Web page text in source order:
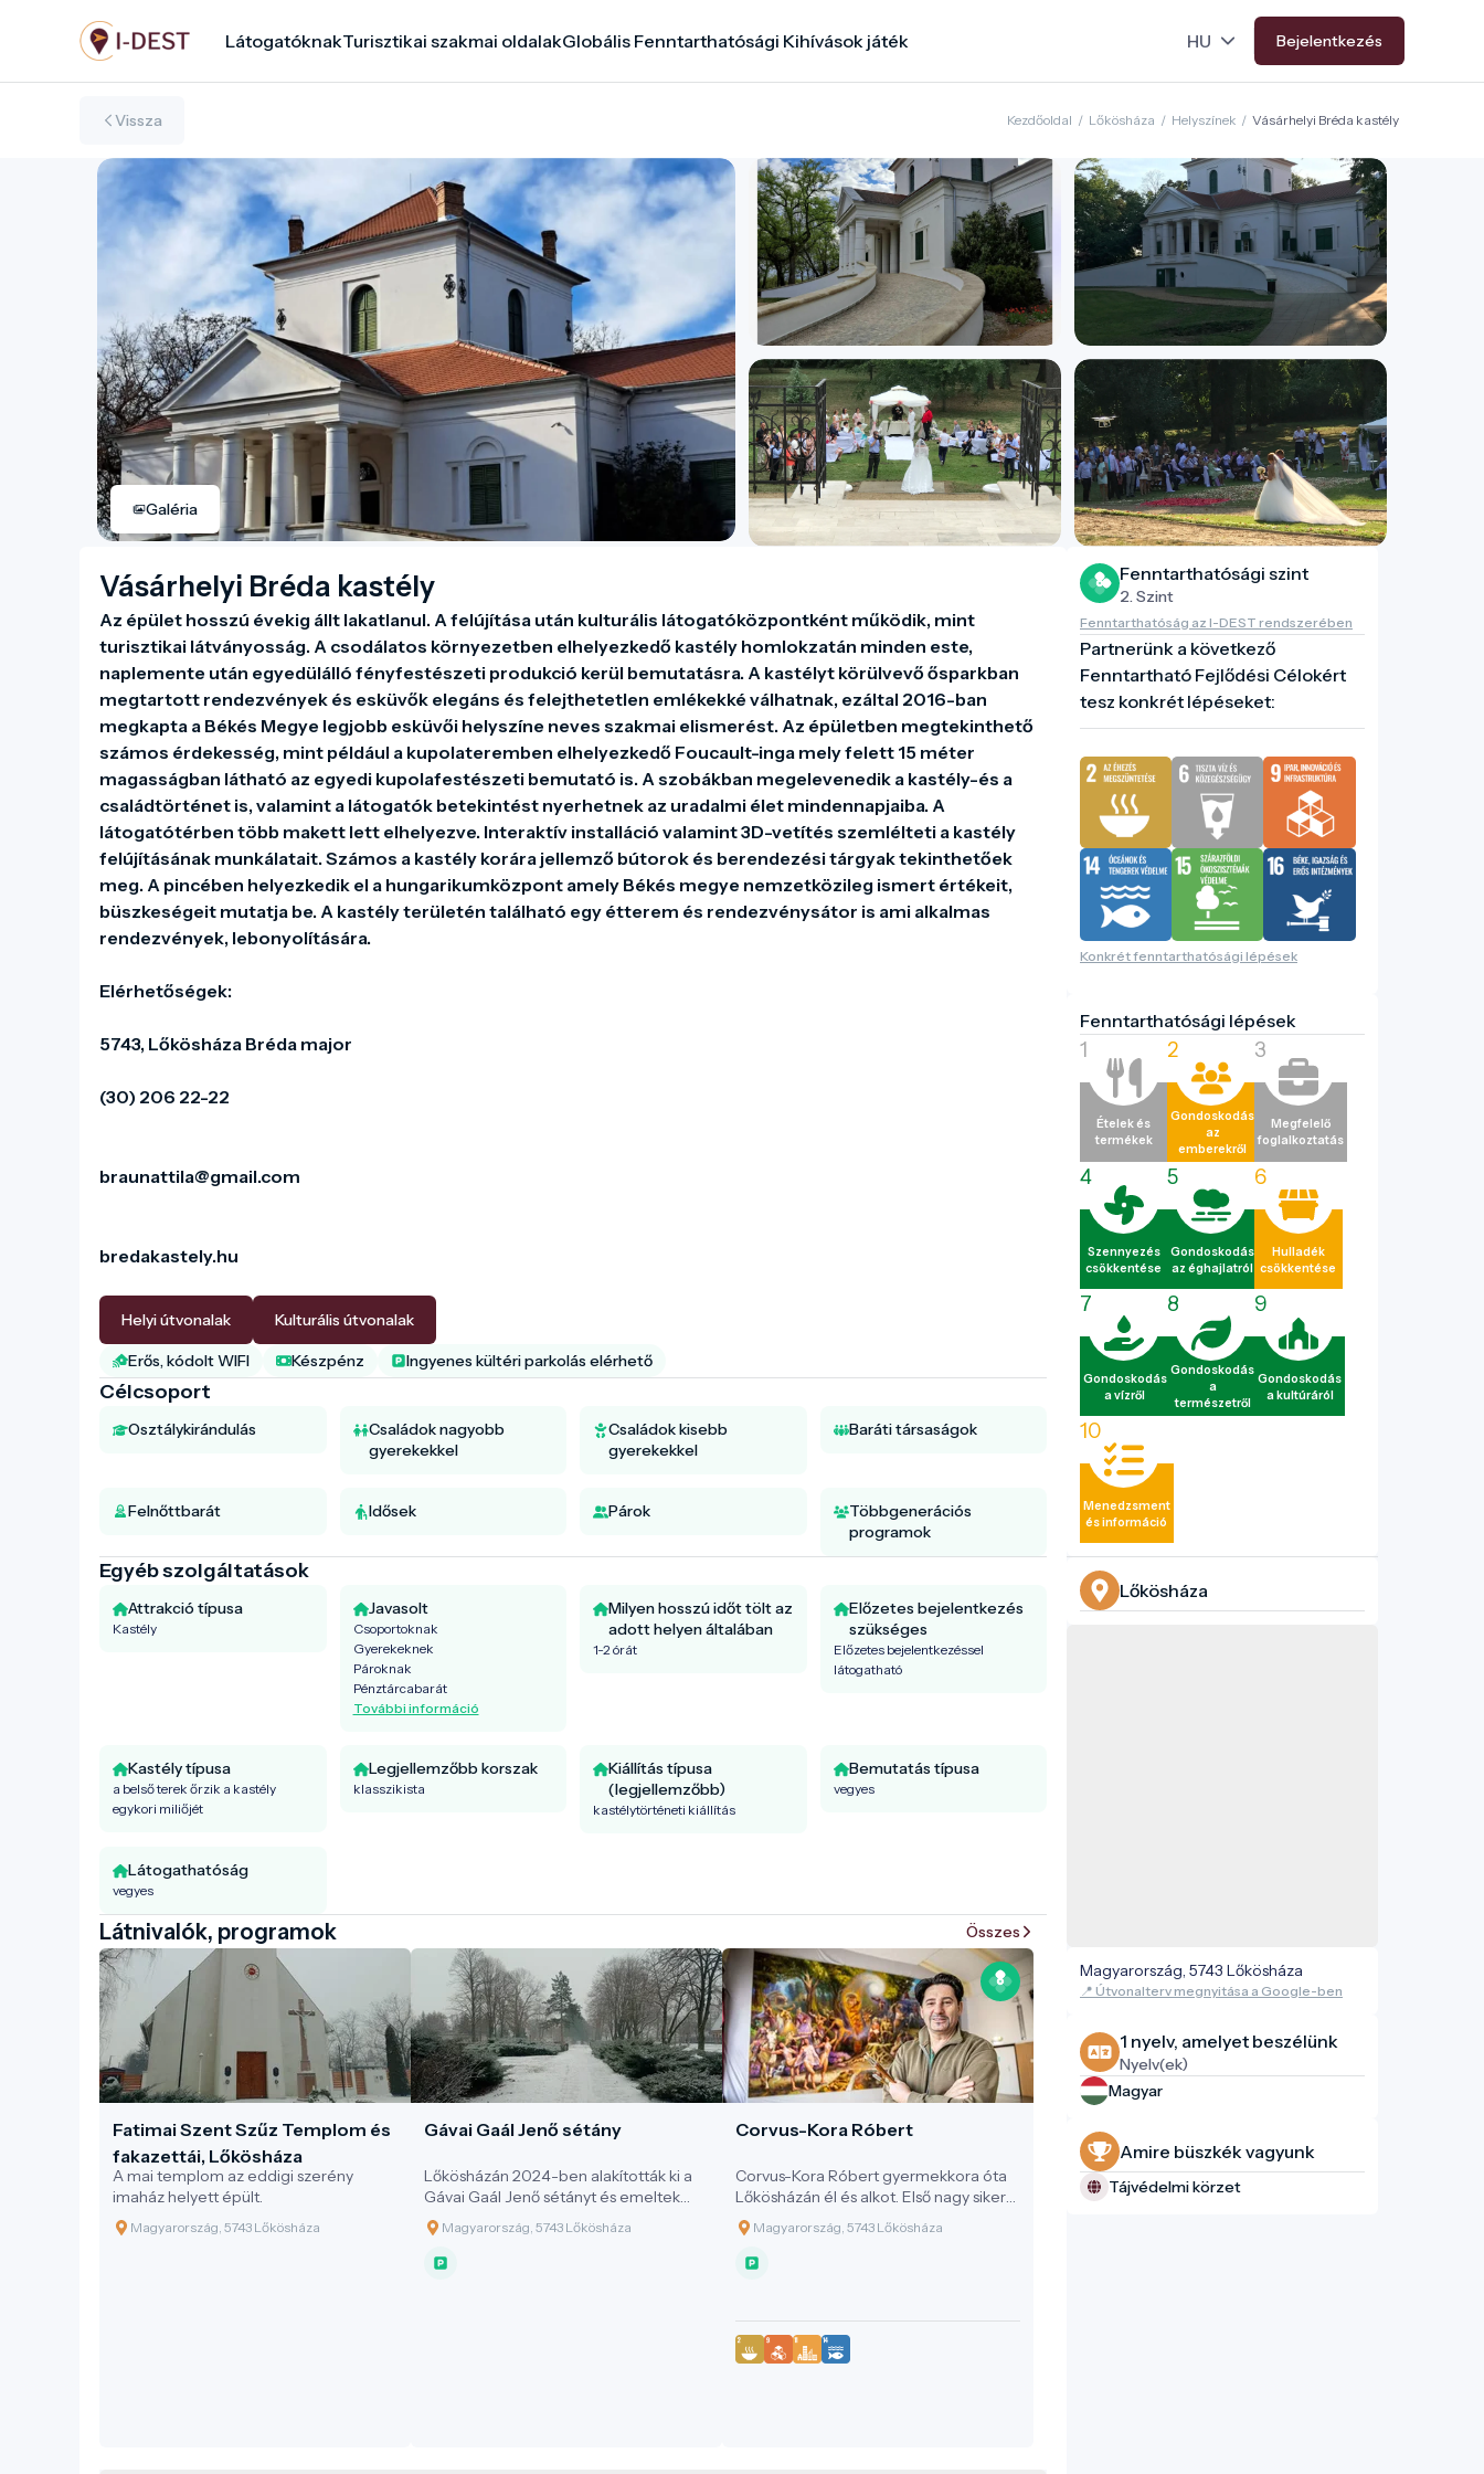
tartalomra
LátogatóknakTurisztikai szakmai oldalakGlobális Fenntarthatósági Kihívások játék Bejelentkezés
Vissza Kezdőoldal / Lőkösháza / Helyszínek / Vásárhelyi Bréda kastély
Galéria
Vásárhelyi Bréda kastély
Az épület hosszú évekig állt lakatlanul. A felújítása után kulturális látogatóközpontként működik, mint
turisztikai látványosság. A csodálatos környezetben elhelyezkedő kastély homlokzatán minden este,
naplemente után egyedülálló fényfestészeti produkció kerül bemutatásra. A kastélyt körülvevő ősparkban
megtartott rendezvények és esküvők elegáns és felejthetetlen emlékekké válhatnak, ezáltal 2016-ban
megkapta a Békés Megye legjobb esküvői helyszíne neves szakmai elismerést. Az épületben megtekinthető
számos érdekesség, mint például a kupolateremben elhelyezkedő Foucault-inga mely felett 15 méter
magasságban látható az egyedi kupolafestészeti bemutató is. A szobákban megelevenedik a kastély-és a
családtörténet is, valamint a látogatók betekintést nyerhetnek az uradalmi élet mindennapjaiba. A
látogatótérben több makett lett elhelyezve. Interaktív installáció valamint 3D-vetítés szemlélteti a kastély
felújításának munkálatait. Számos a kastély korára jellemző bútorok és berendezési tárgyak tekinthetőek
meg. A pincében helyezkedik el a hungarikumközpont amely Békés megye nemzetközileg ismert értékeit,
büszkeségeit mutatja be. A kastély területén található egy étterem és rendezvénysátor is ami alkalmas
rendezvények, lebonyolítására.
Elérhetőségek:
5743, Lőkösháza Bréda major
(30) 206 22-22
braunattila@gmail.com
bredakastely.hu
Helyi útvonalak Kulturális útvonalak
Erős, kódolt WIFI Készpénz Ingyenes kültéri parkolás elérhető
Célcsoport
Osztálykirándulás
Családok nagyobb
gyerekekkel
Családok kisebb
gyerekekkel
Baráti társaságok
Felnőttbarát Idősek Párok
Többgenerációs
programok
Egyéb szolgáltatások
Attrakció típusa
Kastély
Javasolt
Csoportoknak
Gyerekeknek
Pároknak
Pénztárcabarát
További információ
Milyen hosszú időt tölt az
adott helyen általában
1-2 órát
Előzetes bejelentkezés
szükséges
Előzetes bejelentkezéssel
látogatható
Kastély típusa
a belső terek őrzik a kastély
egykori miliőjét
Legjellemzőbb korszak
klasszikista
Kiállítás típusa
(legjellemzőbb)
kastélytörténeti kiállítás
Bemutatás típusa
vegyes
Látogathatóság
vegyes
Látnivalók, programok Összes
Fatimai Szent Szűz Templom és
fakazettái, Lőkösháza
A mai templom az eddigi szerény
imaház helyett épült.
Magyarország, 5743 Lőkösháza
Gávai Gaál Jenő sétány
Lőkösházán 2024-ben alakították ki a
Gávai Gaál Jenő sétányt és emeltek
szobrot a polihiszor tisztelelére.
Magyarország, 5743 Lőkösháza
Corvus-Kora Róbert
Corvus-Kora Róbert gyermekkora óta
Lőkösházán él és alkot. Első nagy sikere
16 éves korában Budapesten volt, ahol
egyik képét oklevéllel jutalmazták.
Nagy hatással volt rá a reneszánsz
ahogyan ők. Több köztéri szobrot és
emlékművet készített márványból és
mészkőből.Mindig is imádta a
Magyarország, 5743 Lőkösháza
Fenntarthatósági szint
2. Szint
Fenntarthatóság az I-DEST rendszerében
Partnerünk a következő
Fenntartható Fejlődési Célokért
tesz konkrét lépéseket:
Konkrét fenntarthatósági lépések
Fenntarthatósági lépések
1
Ételek és
termékek
2
Gondoskodás
az
emberekről
3
Megfelelő
foglalkoztatás
4
Szennyezés
csökkentése
5
Gondoskodás
az éghajlatról
6
Hulladék
csökkentése
7
Gondoskodás
a vízről
8
Gondoskodás
a
természetről
9
Gondoskodás
a kultúráról
10
Menedzsment
és információ
Lőkösháza
Magyarország, 5743 Lőkösháza
📍 Útvonalterv megnyitása a Google-ben
1 nyelv, amelyet beszélünk
Nyelv(ek)
Magyar
Amire büszkék vagyunk
Tájvédelmi körzet